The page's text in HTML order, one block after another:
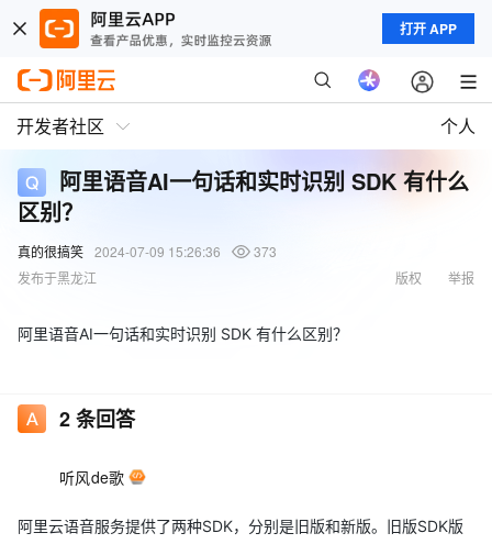
打开 APP
开发者社区 个人
阿里语音AI一句话和实时识别 SDK 有什么
区别？
真的很搞笑 2024-07-09 15:26:36
373
发布于黑龙江
举报
版权
阿里语音AI一句话和实时识别 SDK 有什么区别？
2条回答
听风de歌
阿里云语音服务提供了两种SDK，分别是旧版和新版。旧版SDK版